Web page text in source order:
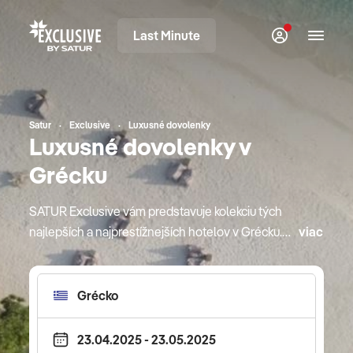
Last Minute
Satur Exclusive Luxusné dovolenky
Luxusné dovolenky v
Grécku
SATUR Exclusive vám predstavuje kolekciu tých
najlepších a najprestížnejších hotelov v Grécku.
Ich výnimočnosť je deklarovaná svetovými
oceneniami v oblasti hotelierstva, preslávenými
gurmánskymi reštauráciami a bohatou ponukou
starostlivosti o telo, diskrétnosťou. Cestujte so
SATUR Exclusive na exkluzívnu dovolenku do
viac